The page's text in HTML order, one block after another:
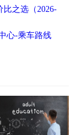
之选（2026-
心-乘车路线